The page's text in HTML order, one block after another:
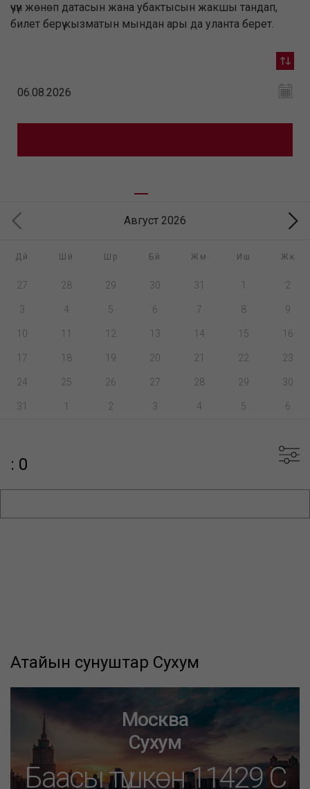
үчүн жөнөп датасын жана убактысын жакшы тандап,
билет берүү кызматын мындан ары да уланта берет.
Август 2026
Дй Шй Шр Бй Жм Иш Жк
27 28 29 30 31 1 2
3 4 5 6 7 8 9
10 11 12 13 14 15 16
17 18 19 20 21 22 23
24 25 26 27 28 29 30
31 1 2 3 4 5 6
: 0
Атайын сунуштар Сухум
Москва
Сухум
Баасы түшкөн 11429C